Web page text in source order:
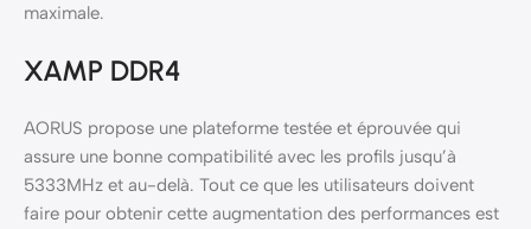
maximale.
XAMP DDR4
AORUS propose une plateforme testée et éprouvée qui
assure une bonne compatibilité avec les profils jusqu’à
5333MHz et au-delà. Tout ce que les utilisateurs doivent
faire pour obtenir cette augmentation des performances est